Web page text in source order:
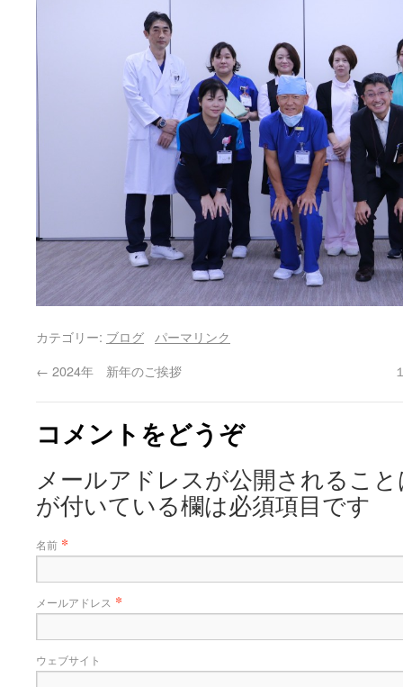
カテゴリー: ブログ
パーマリンク
← 2024年 新年のご挨拶
コメントをどうぞ
メールアドレスが公開されるこ
が付いている欄は必須項目です
名前 *
メールアドレス *
ウェブサイト